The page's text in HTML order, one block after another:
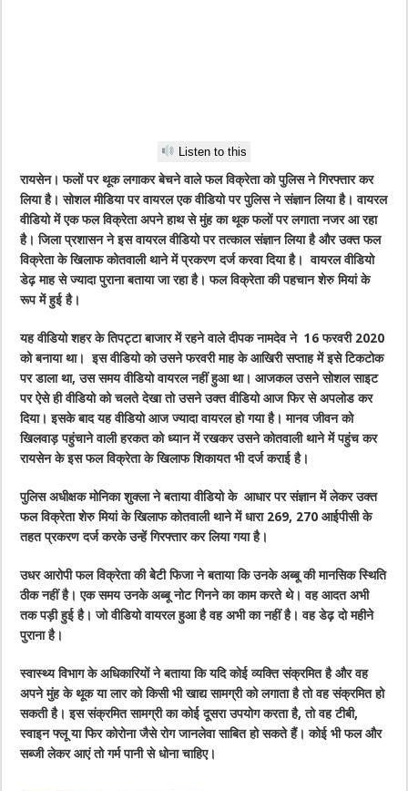
Listen to this
रायसेन। फलों पर थूक लगाकर बेचने वाले फल विक्रेता को पुलिस ने गिरफ्तार कर
लिया है। सोशल मीडिया पर वायरल एक वीडियो पर पुलिस ने संज्ञान लिया है। वायरल
वीडियो में एक फल विक्रेता अपने हाथ से मुंह का थूक फलों पर लगाता नजर आ रहा
है। जिला प्रशासन ने इस वायरल वीडियो पर तत्काल संज्ञान लिया है और उक्त फल
विक्रेता के खिलाफ कोतवाली थाने में प्रकरण दर्ज करवा दिया है। वायरल वीडियो
डेढ़ माह से ज्यादा पुराना बताया जा रहा है। फल विक्रेता की पहचान शेरु मियां के
रूप में हुई है।
यह वीडियो शहर के तिपट्टा बाजार में रहने वाले दीपक नामदेव ने 16 फरवरी 2020
को बनाया था। इस वीडियो को उसने फरवरी माह के आखिरी सप्ताह में इसे टिकटोक
पर डाला था, उस समय वीडियो वायरल नहीं हुआ था। आजकल उसने सोशल साइट
पर ऐसे ही वीडियो को चलते देखा तो उसने उक्त वीडियो आज फिर से अपलोड कर
दिया। इसके बाद यह वीडियो आज ज्यादा वायरल हो गया है। मानव जीवन को
खिलवाड़ पहुंचाने वाली हरकत को ध्यान में रखकर उसने कोतवाली थाने में पहुंच कर
रायसेन के इस फल विक्रेता के खिलाफ शिकायत भी दर्ज कराई है।
पुलिस अधीक्षक मोनिका शुक्ला ने बताया वीडियो के आधार पर संज्ञान में लेकर उक्त
फल विक्रेता शेरु मियां के खिलाफ कोतवाली थाने में धारा 269, 270 आईपीसी के
तहत प्रकरण दर्ज करके उन्हें गिरफ्तार कर लिया गया है।
उधर आरोपी फल विक्रेता की बेेटी फिजा ने बताया कि उनके अब्बू की मानसिक स्थिति
ठीक नहीं है। एक समय उनके अब्बू नोट गिनने का काम करते थे। वह आदत अभी
तक पड़ी हुई है। जो वीडियो वायरल हुआ है वह अभी का नहीं है। वह डेढ़ दो महीने
पुराना है।
स्वास्थ्य विभाग के अधिकारियों ने बताया कि यदि कोई व्यक्ति संक्रमित है और वह
अपने मुंह के थूक या लार को किसी भी खाद्य सामग्री को लगाता है तो वह संक्रमित हो
सकती है। इस संक्रमित सामग्री का कोई दूसरा उपयोग करता है, तो वह टीबी,
स्वाइन फ्लू या फिर कोरोना जैसे रोग जानलेवा साबित हो सकते हैं। कोई भी फल और
सब्जी लेकर आएं तो गर्म पानी से धोना चाहिए।